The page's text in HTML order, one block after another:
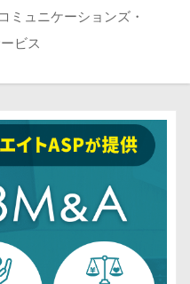
ミュニケーションズ・
ビス